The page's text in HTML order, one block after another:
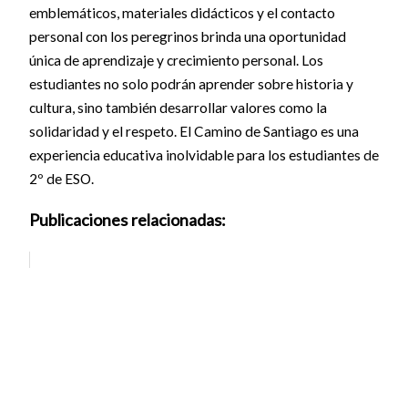
emblemáticos, materiales didácticos y el contacto
personal con los peregrinos brinda una oportunidad
única de aprendizaje y crecimiento personal. Los
estudiantes no solo podrán aprender sobre historia y
cultura, sino también desarrollar valores como la
solidaridad y el respeto. El Camino de Santiago es una
experiencia educativa inolvidable para los estudiantes de
2º de ESO.
Publicaciones relacionadas: